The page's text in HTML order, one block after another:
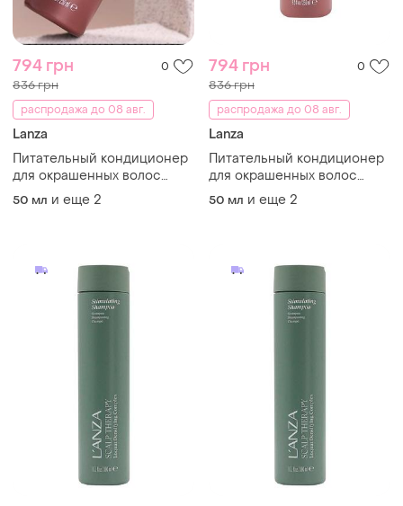
794 грн 0
836 грн
распродажа до 08 авг.
Lanza
Питательный кондиционер
для окрашенных волос
l'anza healing colorcare
color-preserving conditioner
50 мл и еще 2
794 грн 0
836 грн
распродажа до 08 авг.
Lanza
Питательный кондиционер
для окрашенных волос
l'anza healing colorcare
color-preserving conditioner
50 мл и еще 2